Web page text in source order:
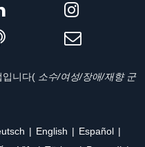
입니다( 소수/여성/장애/재향 군
English
Español